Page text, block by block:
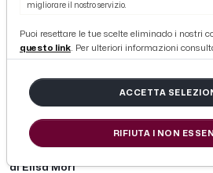
Ascoli Piceno,
pubblico di due
della collezione
Fainplast
di Elisa Mori
migliorare il nostro servizio.
Puoi resettare le tue scelte eliminado i nostri
questo link. Per ulteriori informazioni
ACCETTA
RIFIUTA I NON